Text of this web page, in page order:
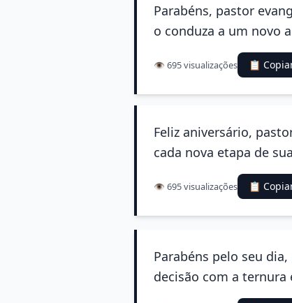
Parabéns, pastor
o conduza a um novo
👁️ 695 visualizações 📋
Feliz aniversário,
cada nova etapa de
👁️ 695 visualizações 📋
Parabéns pelo seu
decisão com a ternura